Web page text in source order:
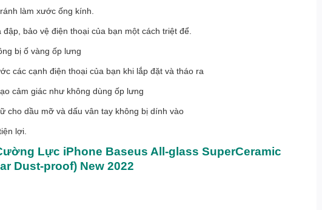
làm xước ống kính.
bảo vệ điện thoại của bạn một cách triệt để.
bị ố vàng ốp lưng
các cạnh điện thoại của bạn khi lắp đặt và tháo ra
cảm giác như không dùng ốp lưng
cho dầu mỡ và dấu vân tay không bị dính vào
lợi.
Lực iPhone Baseus All-glass SuperCeramic
Dust-proof) New 2022